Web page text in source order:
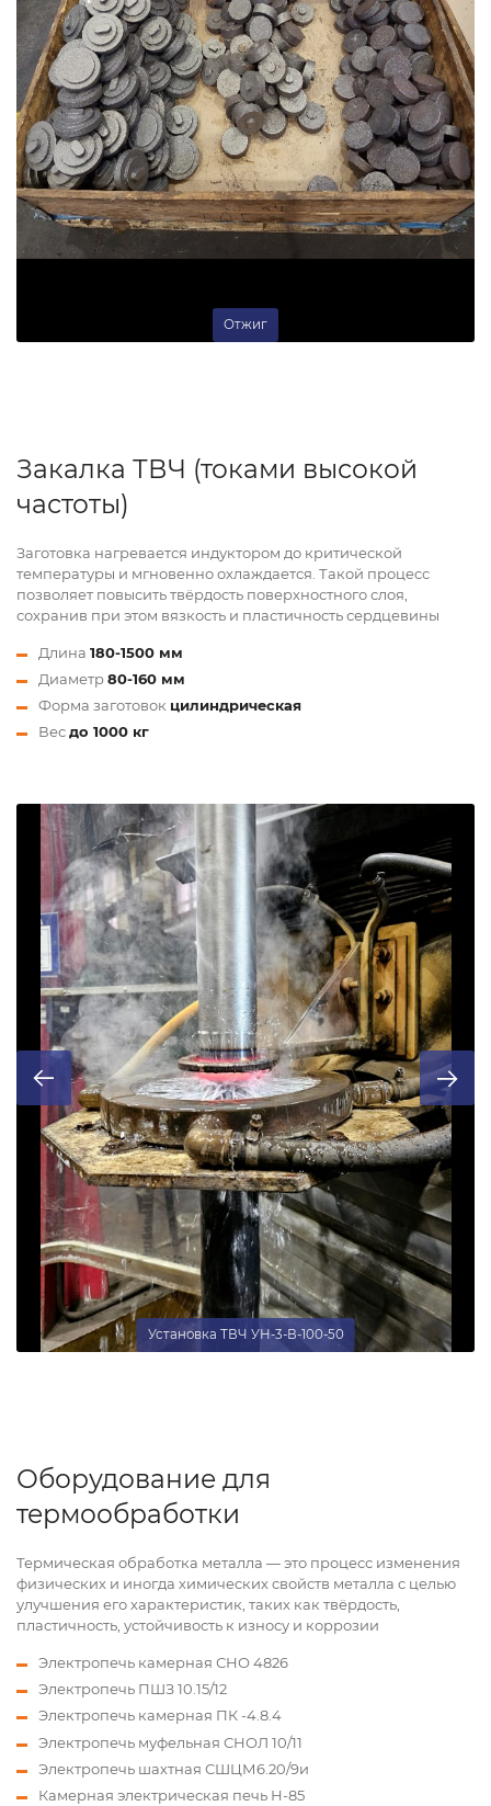
Отжиг
Закалка ТВЧ (токами высокой
частоты)
Заготовка нагревается индуктором до критической
температуры и мгновенно охлаждается. Такой процесс
позволяет повысить твёрдость поверхностного слоя,
сохранив при этом вязкость и пластичность сердцевины
Длина 180-1500 мм
Диаметр80-160 мм
Форма заготовок цилиндрическая
Весдо 1000 кг
Установка ТВЧ УН-3-В-100-50
Оборудование для
термообработки
Термическая обработка металла — это процесс изменения
физических и иногда химических свойств металла с целью
улучшения его характеристик, таких как твёрдость,
пластичность, устойчивость к износу и коррозии
Электропечь камерная СНО 4826
Электропечь ПШЗ 10.15/12
Электропечь камерная ПК -4.8.4
Электропечь муфельная СНОЛ 10/11
Электропечь шахтная СШЦМ6.20/9и
Камерная электрическая печь Н-85